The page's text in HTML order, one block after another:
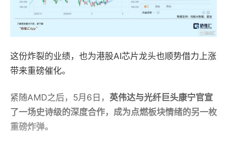
这份炸裂的业绩，也为港股AI芯片龙头也顺势借力上涨
带来重磅催化。
紧随AMD之后， 5月 6 日， 英伟达与光纤巨头康宁官宣
了一场史诗级的深度合作，成为点燃板块情绪的另一枚
重磅炸弹。